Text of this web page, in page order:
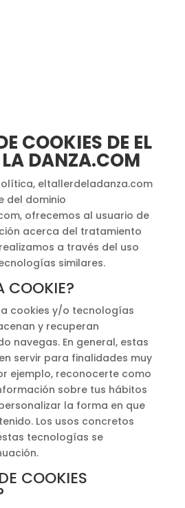
COOKIES DE EL
LA DANZA.COM
eltallerdeladanza.com
del dominio
ofrecemos al usuario de
acerca del tratamiento
a través del uso
similares.
COOKIE?
cookies y/o tecnologías
y recuperan
navegas. En general, estas
servir para finalidades muy
ejemplo, reconocerte como
sobre tus hábitos
la forma en que
Los usos concretos
tecnologías se
COOKIES